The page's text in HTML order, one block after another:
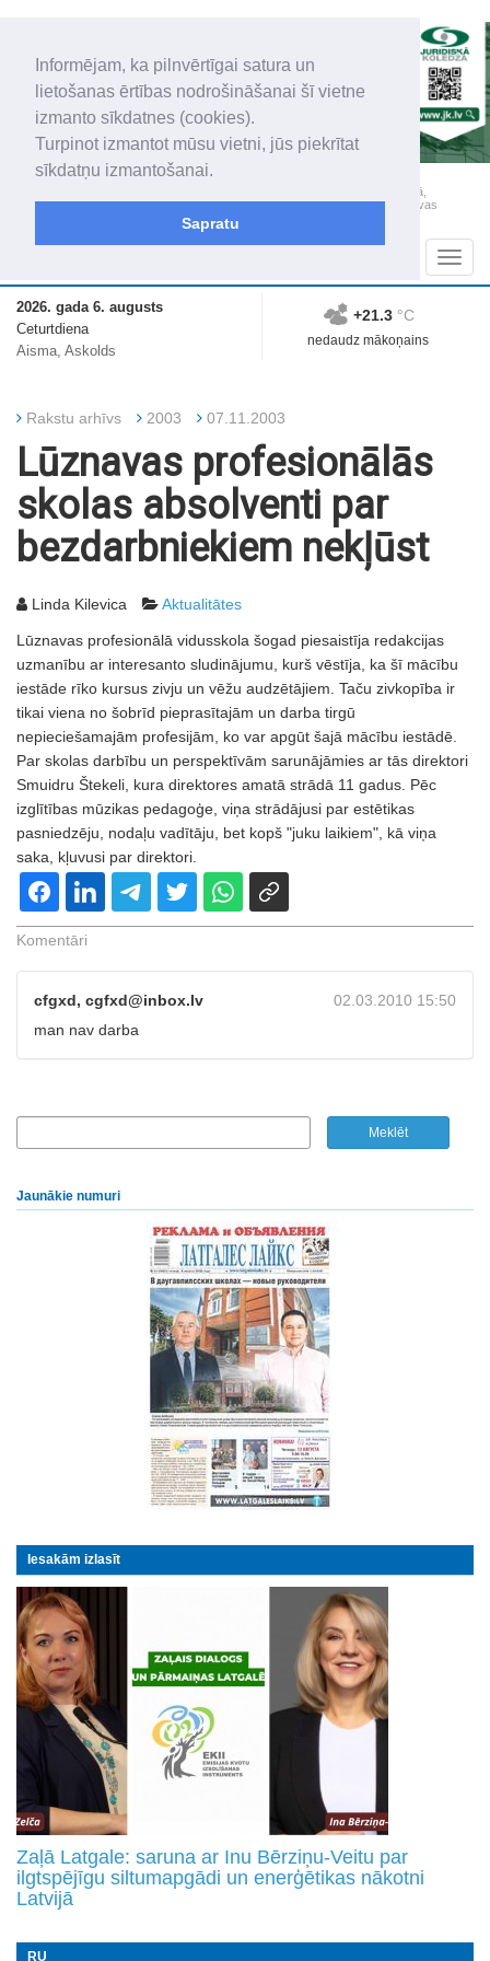
Informējam, ka pilnvērtīgai satura un
lietošanas ērtības nodrošināšanai šī vietne
izmanto sīkdatnes (cookies).
Turpinot izmantot mūsu vietni, jūs piekrītat
sīkdatņu izmantošanai.
Sapratu
„Latgales Laiks” iznāk latviešu un krievu valodās visā Dienvidlatgalē un Sēlijā,
„Latgales Laiks” latviešu valodā aptver Daugavpils valstspilsētu, Augšdaugavas
novadu un apkārtējos novadus un pilsētas.
2026. gada 6. augusts
Ceturtdiena
Aisma, Askolds
+21.3 °C
nedaudz mākoņains
Rakstu arhīvs 2003 07.11.2003
Lūznavas profesionālās
skolas absolventi par
bezdarbniekiem nekļūst
Linda Kilevica Aktualitātes
Lūznavas profesionālā vidusskola šogad piesaistīja redakcijas
uzmanību ar interesanto sludinājumu, kurš vēstīja, ka šī mācību
iestāde rīko kursus zivju un vēžu audzētājiem. Taču zivkopība ir
tikai viena no šobrīd pieprasītajām un darba tirgū
nepieciešamajām profesijām, ko var apgūt šajā mācību iestādē.
Par skolas darbību un perspektīvām sarunājāmies ar tās direktori
Smuidru Štekeli, kura direktores amatā strādā 11 gadus. Pēc
izglītības mūzikas pedagoģe, viņa strādājusi par estētikas
pasniedzēju, nodaļu vadītāju, bet kopš "juku laikiem", kā viņa
saka, kļuvusi par direktori.
Komentāri
02.03.2010 15:50
cfgxd, cgfxd@inbox.lv
man nav darba
Jaunākie numuri
Iesakām izlasīt
Zaļā Latgale: saruna ar Inu Bērziņu-Veitu par
ilgtspējīgu siltumapgādi un enerģētikas nākotni
Latvijā
RU